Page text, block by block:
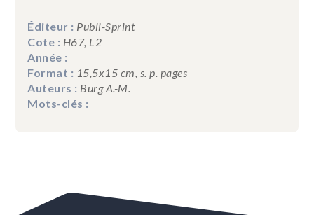
Éditeur : Publi-Sprint
Cote : H67, L2
Année :
Format : 15,5x15 cm, s. p. pages
Auteurs : Burg A.-M.
Mots-clés :